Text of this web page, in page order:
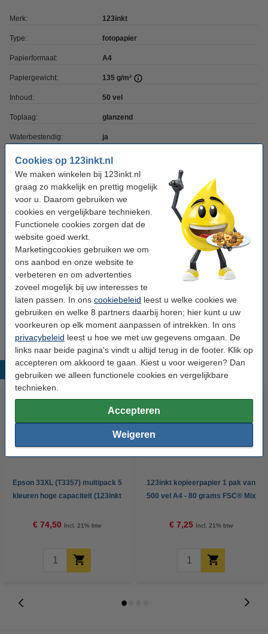
Cookies op 123inkt.nl
We maken winkelen bij 123inkt.nl
graag zo makkelijk en prettig mogelijk
voor u. Daarom gebruiken we
cookies en vergelijkbare technieken.
Functionele cookies zorgen dat de
website goed werkt.
Marketingcookies gebruiken we om
ons aanbod en onze website te
verbeteren en om advertenties
zoveel mogelijk bij uw interesses te
laten passen. In ons cookiebeleid leest u welke cookies we
gebruiken en welke 8 partners daarbij horen; hier kunt u uw
voorkeuren op elk moment aanpassen of intrekken. In ons
privacybeleid leest u hoe we met uw gegevens omgaan. De
links naar beide pagina's vindt u altijd terug in de footer. Klik op
accepteren om akkoord te gaan. Kiest u voor weigeren? Dan
gebruiken we alleen functionele cookies en vergelijkbare
technieken.
Accepteren
Weigeren
Merk: 123inkt
Type: fotopapier
Papierformaat: A4
Papiergewicht: 135 g/m²
Inhoud: 50 vel
Toplaag: glanzend
Waterbestendig: ja
Geschikt voor: inkjetprinters
Winstpakker!
Aanbieding: 3x 123inkt Glossy hoogglans
fotopapier 135 grams A4 (50 vel) FSC® Mix
70%
€ 25,95
Extra downloads
Aanbevolen printerinstellingen
(PDF)
Technische informatie(PDF)
Milieulabels en -keurmerken
Dit papier is FSC-gecertificeerd. Klik voor ons certificaat.
Populaire producten
Epson 33XL (T3357) multipack 5
kleuren hoge capaciteit (123inkt
€ 74,50 Incl. 21% btw
123inkt kopieerpapier 1 pak van
500 vel A4 - 80 grams FSC® Mix
€ 7,25 Incl. 21% btw